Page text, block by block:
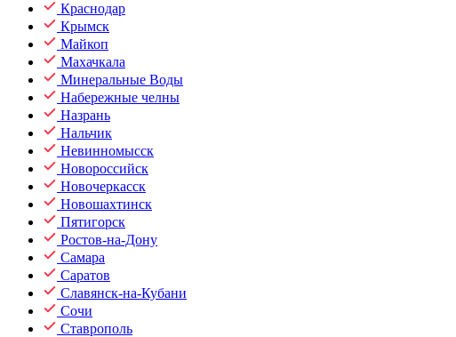
Краснодар
Крымск
Майкоп
Махачкала
Минеральные Воды
Набережные челны
Назрань
Нальчик
Невинномысск
Новороссийск
Новочеркасск
Новошахтинск
Пятигорск
Ростов-на-Дону
Самара
Саратов
Славянск-на-Кубани
Сочи
Ставрополь